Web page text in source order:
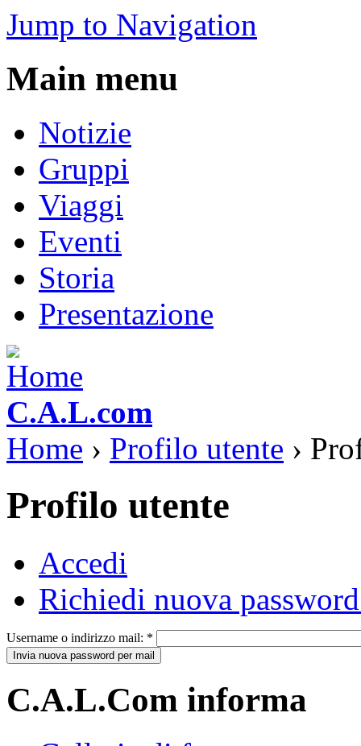
Jump to Navigation
Main menu
Notizie
Gruppi
Viaggi
Eventi
Storia
Presentazione
C.A.L.com
Home › Profilo utente ›
Profilo utente
Accedi
Richiedi nuova
Username o indirizzo mail: *
C.A.L.Com informa